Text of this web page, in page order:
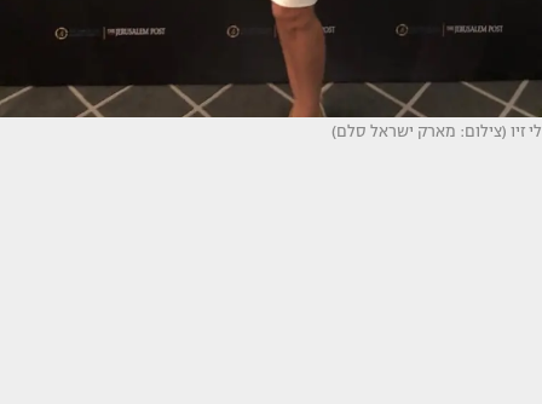
לי זיו (צילום: מארק ישראל סלם)